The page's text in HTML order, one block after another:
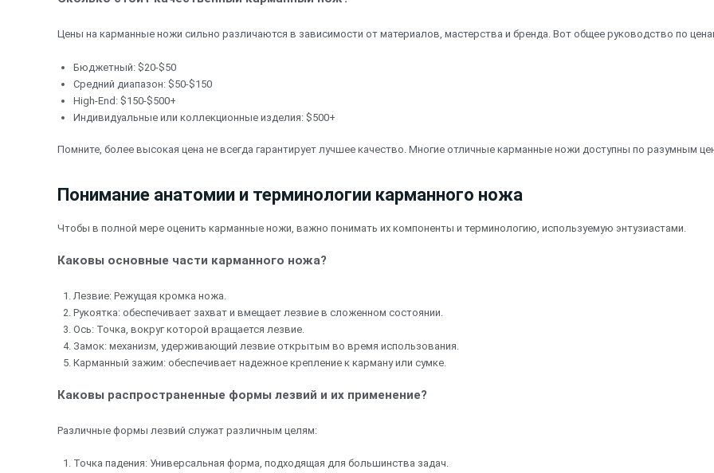
Цены на карманные ножи сильно различаются в зависимости от материалов, мастерства и бренда. Вот общее руководство по
Бюджетный: $20-$50
Средний диапазон: $50-$150
High-End: $150-$500+
Индивидуальные или коллекционные изделия: $500+
Помните, более высокая цена не всегда гарантирует лучшее качество. Многие отличные карманные ножи доступны по разумным
Понимание анатомии и терминологии карманного ножа
Чтобы в полной мере оценить карманные ножи, важно понимать их компоненты и терминологию, используемую энтузиастами.
Каковы основные части карманного ножа?
Лезвие: Режущая кромка ножа.
Рукоятка: обеспечивает захват и вмещает лезвие в сложенном состоянии.
Ось: Точка, вокруг которой вращается лезвие.
Замок: механизм, удерживающий лезвие открытым во время использования.
Карманный зажим: обеспечивает надежное крепление к карману или сумке.
Каковы распространенные формы лезвий и их применение?
Различные формы лезвий служат различным целям:
Точка падения: Универсальная форма, подходящая для большинства задач.